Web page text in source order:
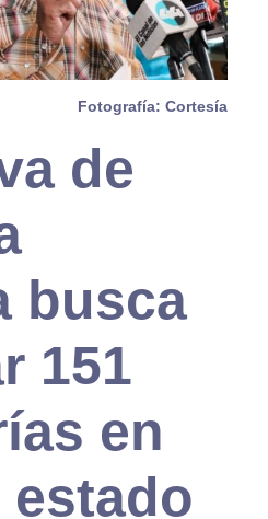
Fotografía: Cortesía
de
busca
151
en